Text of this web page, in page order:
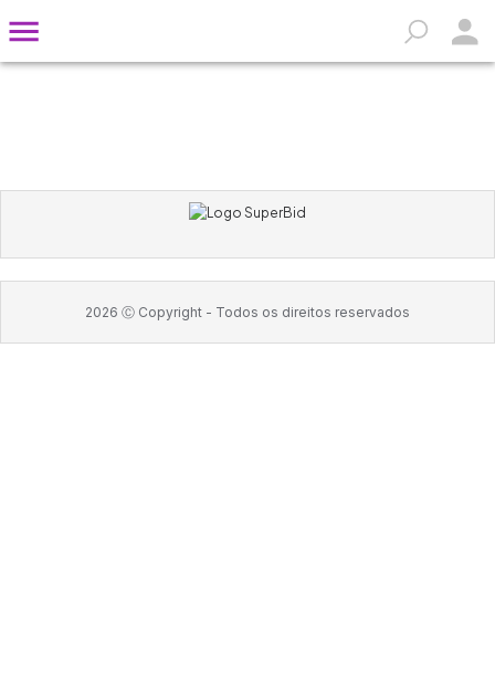
2026 Ⓒ Copyright - Todos os direitos reservados